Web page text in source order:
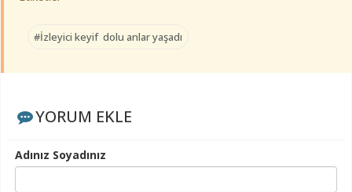
#İzleyici keyif dolu anlar yaşadı
YORUM EKLE
Adınız Soyadınız